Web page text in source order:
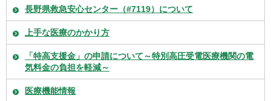
長野県救急安心センター（#7119）について
上手な医療のかかり方
「特高支援金」の申請について～特別高圧受電医療機関の電
気料金の負担を軽減～
医療機能情報